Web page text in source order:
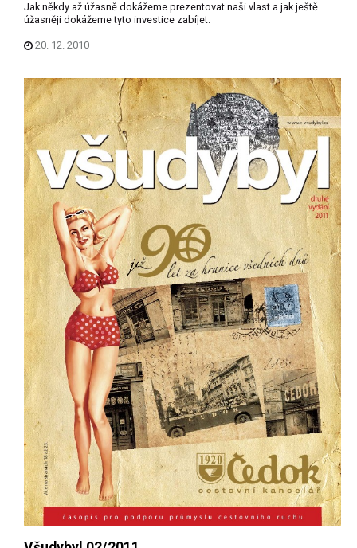
Jak někdy až úžasně dokážeme prezentovat naši vlast a jak ještě
úžasněji dokážeme tyto investice zabíjet.
20. 12. 2010